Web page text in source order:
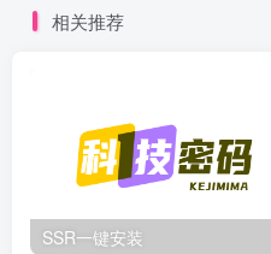
相关推荐
SSR一键安装